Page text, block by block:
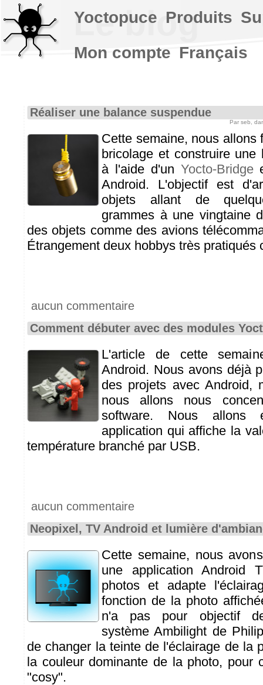
Le blog
Réaliser une balance suspendue
Par seb,
Cette semaine, nous allons
bricolage et construire une
à l'aide d'un Yocto-Bridge
Android. L'objectif est
objets allant de
grammes à une vingtaine
des objets comme des avions
Étrangement deux hobbys très pratiqués
aucun commentaire
Comment débuter avec des modules
L'article de cette
Android. Nous avons déjà
des projets avec Android,
nous allons nous
software. Nous allons
application qui affiche la
température branché par USB.
aucun commentaire
Neopixel, TV Android et lumière
Cette semaine, nous
une application Android
photos et adapte
fonction de la photo
n'a pas pour objectif
système Ambilight de
de changer la teinte de l'éclairage de la
la couleur dominante de la photo, pour
"cosy".
Yoctopuce Produits
Mon compte Français